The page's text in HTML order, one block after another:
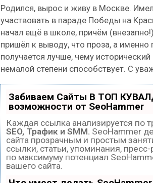
Родился, вырос и живу в Москве.
участвовать в параде Победы на
начал ещё в школе, причём
пришёл к выводу, что проза, а именно
получается лучше, чему
немалой степени способствует. С
Забиваем Сайты В ТОП
возможности от SeoHammer
Каждая ссылка анализируется по
SEO, Трафик и SMM. SeoHammer
сайта прозрачным и простым
ссылки, статьи, упоминания,
по максимуму потенциал
вашего сайта.